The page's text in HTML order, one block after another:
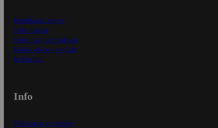
Ensitilaajan ohjeet
Näin maksat
Näin tilaat ja muokkaat
Kaikki ohjeet ja vinkit
In English
Info
S-Business yrityksille